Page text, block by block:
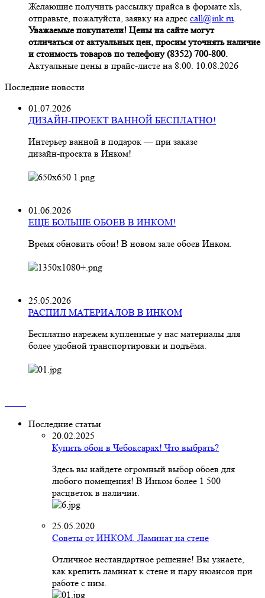
Желающие получить рассылку прайса в формате xls,
отправьте, пожалуйста, заявку на адрес call@ink.ru.
Уважаемые покупатели! Цены на сайте могут
отличаться от актуальных цен, просим уточнять наличие
и стоимость товаров по телефону (8352) 700-800.
Актуальные цены в прайс-листе на 8:00. 10.08.2026
Последние новости
01.07.2026
ДИЗАЙН-ПРОЕКТ ВАННОЙ БЕСПЛАТНО!
Интерьер ванной в подарок — при заказе
дизайн‑проекта в Инком!
01.06.2026
ЕЩЕ БОЛЬШЕ ОБОЕВ В ИНКОМ!
Время обновить обои! В новом зале обоев Инком.
25.05.2026
РАСПИЛ МАТЕРИАЛОВ В ИНКОМ
Бесплатно нарежем купленные у нас материалы для
более удобной транспортировки и подъёма.
Последние статьи
20.02.2025
Купить обои в Чебоксарах! Что выбрать?
Здесь вы найдете огромный выбор обоев для
любого помещения! В Инком более 1 500
расцветок в наличии.
25.05.2020
Советы от ИНКОМ. Ламинат на стене
Отличное нестандартное решение! Вы узнаете,
как крепить ламинат к стене и пару нюансов при
работе с ним.